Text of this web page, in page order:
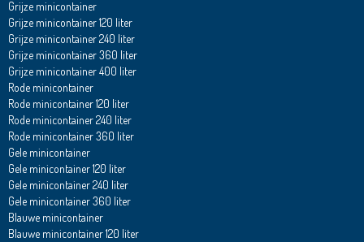
Grijze minicontainer
Grijze minicontainer 120 liter
Grijze minicontainer 240 liter
Grijze minicontainer 360 liter
Grijze minicontainer 400 liter
Rode minicontainer
Rode minicontainer 120 liter
Rode minicontainer 240 liter
Rode minicontainer 360 liter
Gele minicontainer
Gele minicontainer 120 liter
Gele minicontainer 240 liter
Gele minicontainer 360 liter
Blauwe minicontainer
Blauwe minicontainer 120 liter